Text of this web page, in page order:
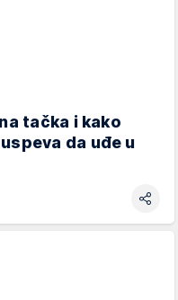
tačka i kako
da uđe u